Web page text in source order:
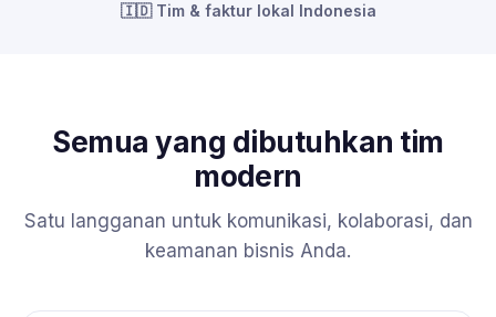
🇮🇩 Tim & faktur lokal Indonesia
Semua yang dibutuhkan tim
modern
Satu langganan untuk komunikasi, kolaborasi, dan
keamanan bisnis Anda.